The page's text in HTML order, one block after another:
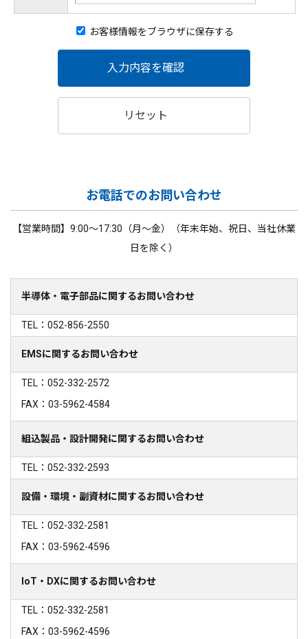
お客様情報をブラウザに保存する
入力内容を確認
リセット
お電話でのお問い合わせ
【営業時間】9:00～17:30（月～金）（年末年始、祝日、当社休業
日を除く）
半導体・電子部品に関するお問い合わせ
TEL：052-856-2550
EMSに関するお問い合わせ
TEL：052-332-2572
FAX：03-5962-4584
組込製品・設計開発に関するお問い合わせ
TEL：052-332-2593
設備・環境・副資材に関するお問い合わせ
TEL：052-332-2581
FAX：03-5962-4596
IoT・DXに関するお問い合わせ
TEL：052-332-2581
FAX：03-5962-4596